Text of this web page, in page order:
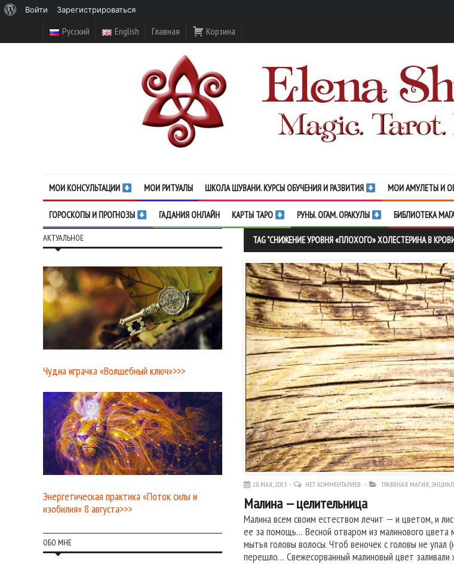
Русский English Главная Корзина
МОИ КОНСУЛЬТАЦИИ МОИ РИТУАЛЫ ШКОЛА ШУВАНИ. КУРСЫ ОБУЧЕНИЯ И РАЗВИТИЯ МОИ АМУЛЕТЫ И
ГОРОСКОПЫ И ПРОГНОЗЫ ГАДАНИЯ ОНЛАЙН КАРТЫ ТАРО РУНЫ. ОГАМ. ОРАКУЛЫ БИБЛИОТЕКА
TAG "СНИЖЕНИЕ УРОВНЯ «ПЛОХОГО» ХОЛЕСТЕРИНА В
28 МАЯ, 2013 НЕТ КОММЕНТАРИЕВ ТРАВЯНАЯ МАГИЯ,
Малина — целительница
Малина всем своим естеством лечит — и цветом, и
ее за помощь… Весной отваром из малинового
мытья головы волосы. Чтоб веночек с головы не упал
перешло… Свежесорванный малиновый цвет
АКТУАЛЬНОЕ
Чудна играчка «Волшебный ключ»>>>
Энергетическая практика «Поток силы и
изобилия» 8 августа>>>
ОБО МНЕ
WordPress
Войти Зарегистрироваться